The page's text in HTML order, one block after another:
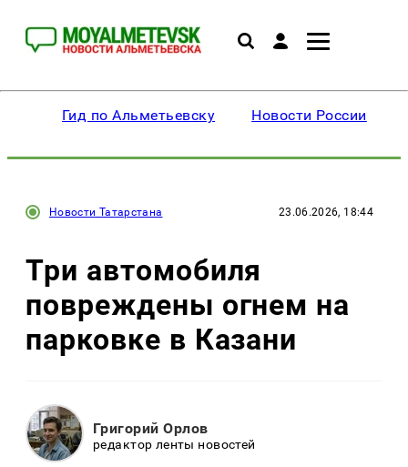
Гид по Альметьевску Новости России
Новости Татарстана 23.06.2026, 18:44
Три автомобиля
повреждены огнем на
парковке в Казани
Григорий Орлов
редактор ленты новостей